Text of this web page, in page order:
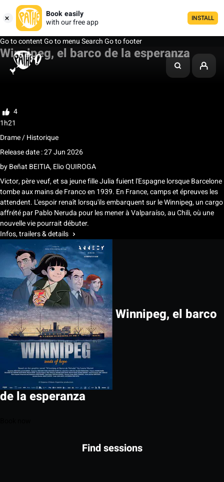
Book easily
with our free app
INSTALL
Go to contentGo to menuSearchGo to footer
Winnipeg, el barco de la esperanza
My list
4
1h21
Drame / Historique
Release date : 27 Jun 2026
byBeñat BEITIA,Elio QUIROGA
Victor, père veuf, et sa jeune fille Julia fuient l'Espagne lorsque Barcelone
tombe aux mains de Franco en 1939. En France, camps et épreuves les
attendent. L'espoir renaît lorsqu'ils embarquent sur le Winnipeg, un cargo
affrété par Pablo Neruda pour les mener à Valparaíso, au Chili, où une
nouvelle vie pourrait débuter.
Infos, trailers & details
Winnipeg, el barco
de la esperanza
Find sessions